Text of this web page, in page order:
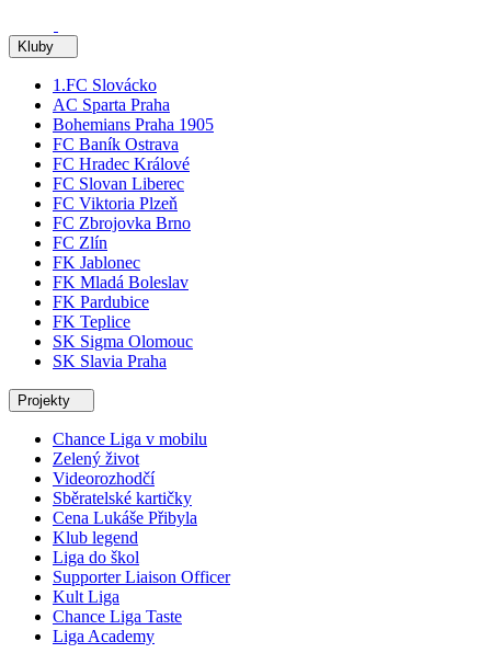
Kluby
1.FC Slovácko
AC Sparta Praha
Bohemians Praha 1905
FC Baník Ostrava
FC Hradec Králové
FC Slovan Liberec
FC Viktoria Plzeň
FC Zbrojovka Brno
FC Zlín
FK Jablonec
FK Mladá Boleslav
FK Pardubice
FK Teplice
SK Sigma Olomouc
SK Slavia Praha
Projekty
Chance Liga v mobilu
Zelený život
Videorozhodčí
Sběratelské kartičky
Cena Lukáše Přibyla
Klub legend
Liga do škol
Supporter Liaison Officer
Kult Liga
Chance Liga Taste
Liga Academy